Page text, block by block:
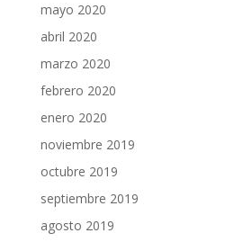
mayo 2020
abril 2020
marzo 2020
febrero 2020
enero 2020
noviembre 2019
octubre 2019
septiembre 2019
agosto 2019